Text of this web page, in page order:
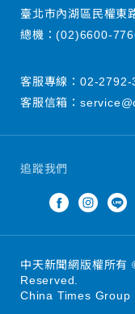
追蹤我們
臺北市內湖區民權東
總機：(02)6600-
客服專線： 02-2792-
客服信箱：
中天新聞網版權所
Reserved.
China Times Group